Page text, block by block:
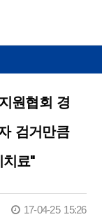
원협회 경
검거만큼
료"
17-04-25 15:26